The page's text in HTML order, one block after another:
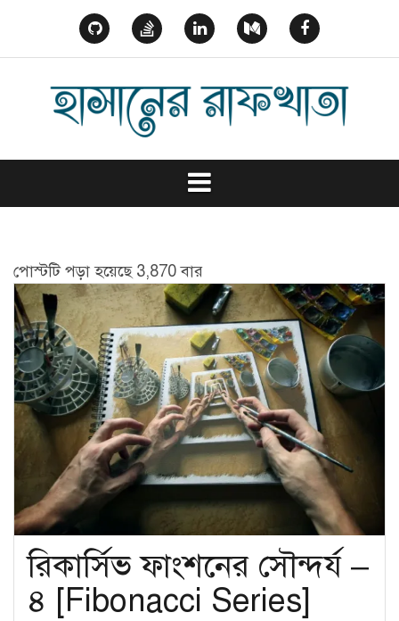
content
পোস্টটি পড়া হয়েছে 3,870 বার
রিকার্সিভ ফাংশনের সৌন্দর্য –
৪ [Fibonacci Series]